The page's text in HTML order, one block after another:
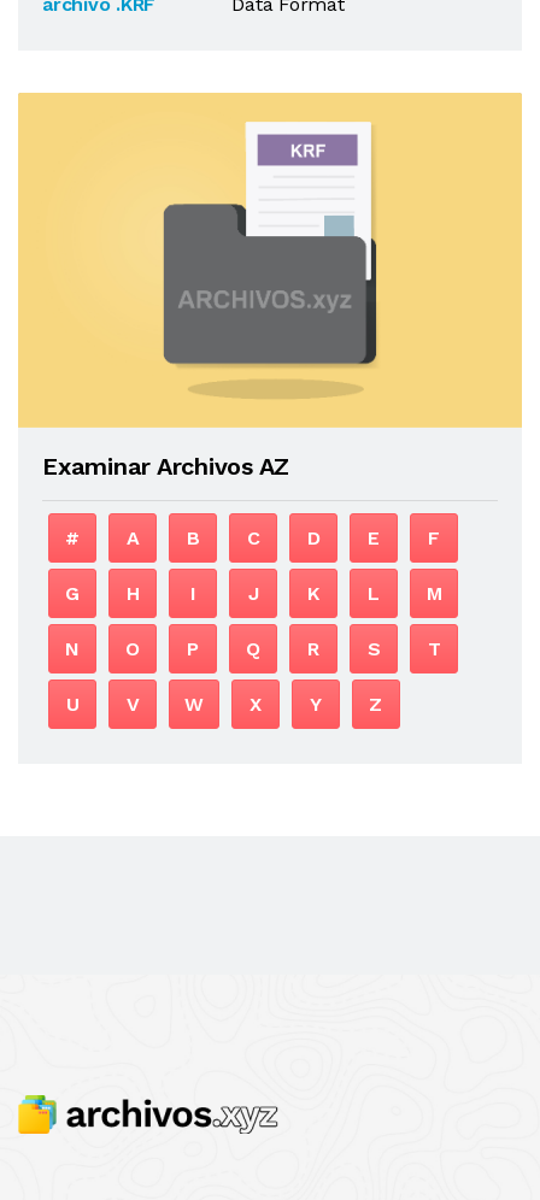
Examinar Archivos AZ
# A B C D E F
G H I J K L M
N O P Q R S T
U V W X Y Z